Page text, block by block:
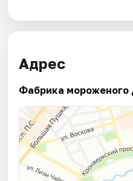
Адрес
Фабрика